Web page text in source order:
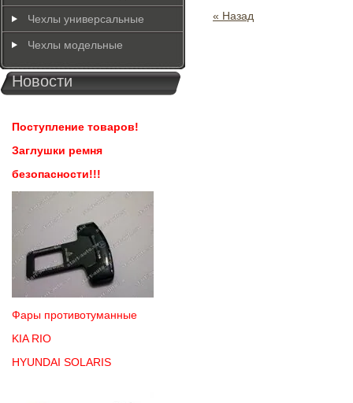
« Назад
Чехлы универсальные
Чехлы модельные
Новости
Поступление товаров!
Заглушки ремня
безопасности!!!
Фары противотуманные
KIA RIO
HYUNDAI SOLARIS